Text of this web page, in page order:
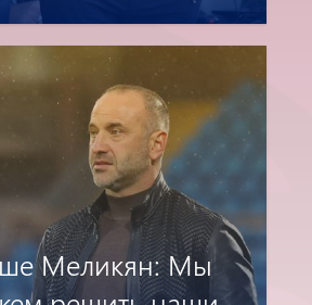
Меликян: Мы